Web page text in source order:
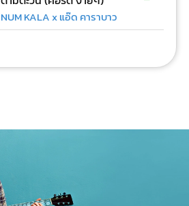
NUM KALA x แอ๊ด คาราบาว